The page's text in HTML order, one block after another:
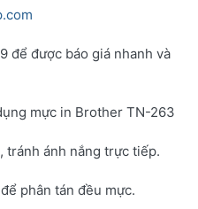
để được báo giá nhanh và
mực in Brother TN-263
tránh ánh nắng trực tiếp.
phân tán đều mực.